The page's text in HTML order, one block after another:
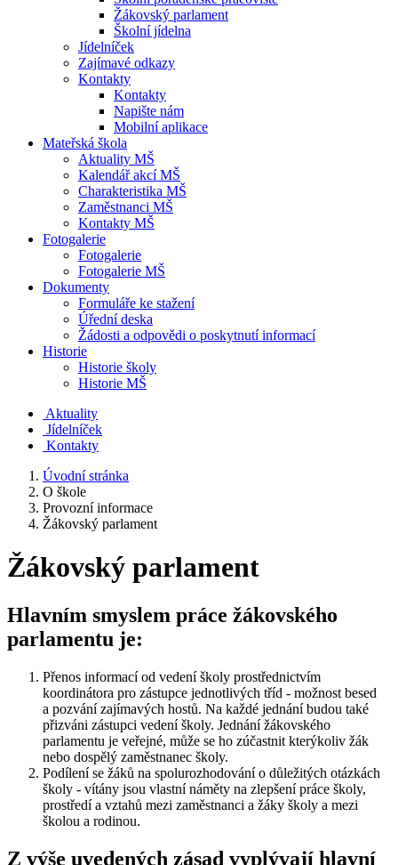
Žákovský parlament
Školní jídelna
Jídelníček
Zajímavé odkazy
Kontakty
Kontakty
Napište nám
Mobilní aplikace
Mateřská škola
Aktuality MŠ
Kalendář akcí MŠ
Charakteristika MŠ
Zaměstnanci MŠ
Kontakty MŠ
Fotogalerie
Fotogalerie
Fotogalerie MŠ
Dokumenty
Formuláře ke stažení
Úřední deska
Žádosti a odpovědi o poskytnutí informací
Historie
Historie školy
Historie MŠ
Aktuality
Jídelníček
Kontakty
Úvodní stránka
O škole
Provozní informace
Žákovský parlament
Žákovský parlament
Hlavním smyslem práce žákovského
parlamentu je:
Přenos informací od vedení školy prostřednictvím
koordinátora pro zástupce jednotlivých tříd - možnost besed
a pozvání zajímavých hostů. Na každé jednání budou také
přizváni zástupci vedení školy. Jednání žákovského
parlamentu je veřejné, může se ho zúčastnit kterýkoliv žák
nebo dospělý zaměstnanec školy.
Podílení se žáků na spolurozhodování o důležitých otázkách
školy - vítány jsou vlastní náměty na zlepšení práce školy,
prostředí a vztahů mezi zaměstnanci a žáky školy a mezi
školou a rodinou.
Z výše uvedených zásad vyplývají hlavní